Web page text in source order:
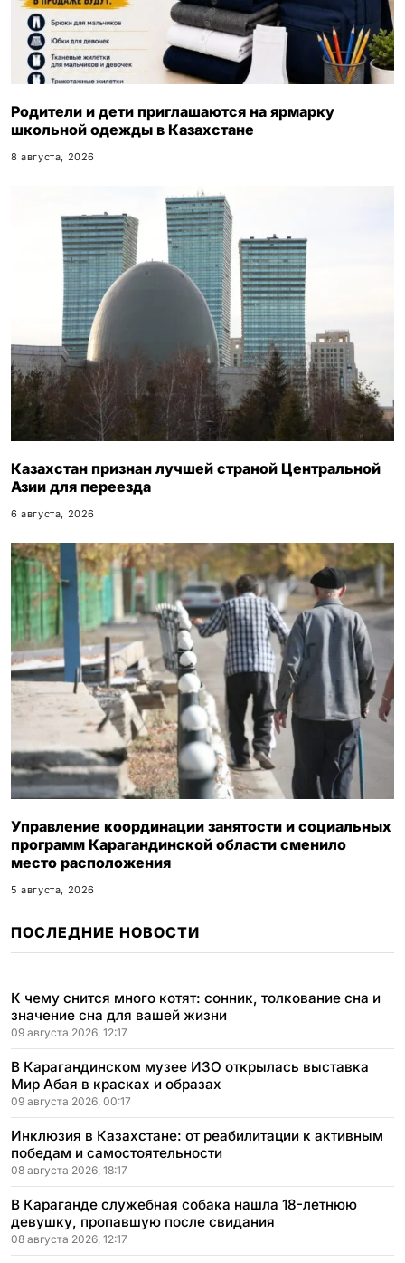
Родители и дети приглашаются на ярмарку
школьной одежды в Казахстане
8 августа, 2026
Казахстан признан лучшей страной Центральной
Азии для переезда
6 августа, 2026
Управление координации занятости и социальных
программ Карагандинской области сменило
место расположения
5 августа, 2026
ПОСЛЕДНИЕ НОВОСТИ
К чему снится много котят: сонник, толкование сна и
значение сна для вашей жизни
09 августа 2026, 12:17
В Карагандинском музее ИЗО открылась выставка
Мир Абая в красках и образах
09 августа 2026, 00:17
Инклюзия в Казахстане: от реабилитации к активным
победам и самостоятельности
08 августа 2026, 18:17
В Караганде служебная собака нашла 18-летнюю
девушку, пропавшую после свидания
08 августа 2026, 12:17